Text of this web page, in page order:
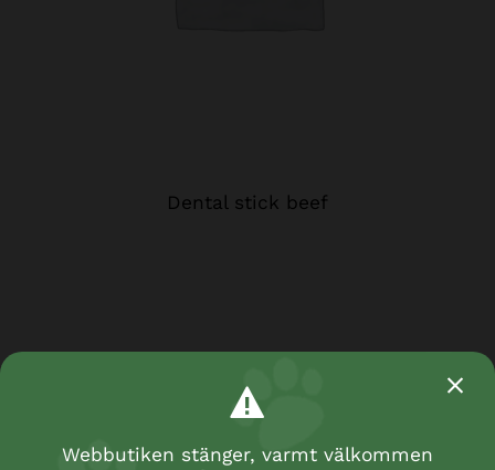
Dental stick beef
Webbutiken stänger, varmt välkommen